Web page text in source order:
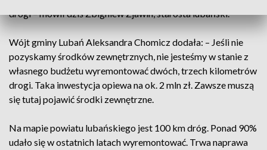
drogi – mówił dziś Zbigniew Zjawin, starosta lubański.
Wójt gminy Lubań Aleksandra Chomicz dodała: – Jeśli nie
pozyskamy środków zewnętrznych, nie jesteśmy w stanie z
własnego budżetu wyremontować dwóch, trzech kilometrów
drogi. Taka inwestycja opiewa na ok. 2 mln zł. Zawsze muszą
się tutaj pojawić środki zewnętrzne.
Na mapie powiatu lubańskiego jest 100 km dróg. Ponad 90%
udało się w ostatnich latach wyremontować. Trwa naprawa